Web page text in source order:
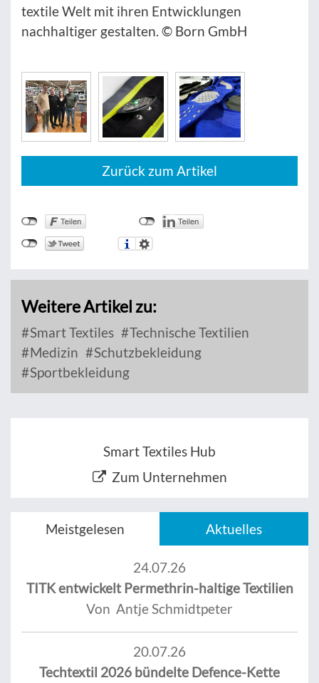
textile Welt mit ihren Entwicklungen
nachhaltiger gestalten. © Born GmbH
Zurück zum Artikel
Weitere Artikel zu:
Smart Textiles
Technische Textilien
Medizin
Schutzbekleidung
Sportbekleidung
Smart Textiles Hub
Zum Unternehmen
Meistgelesen Aktuelles
24.07.26
TITK entwickelt Permethrin-haltige Textilien
Von Antje Schmidtpeter
20.07.26
Techtextil 2026 bündelte Defence-Kette